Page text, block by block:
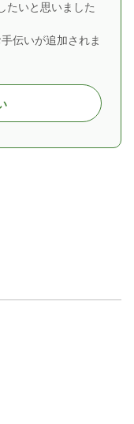
たいと思いました
伝いが追加されま